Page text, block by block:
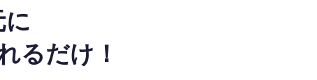
に
るだけ！